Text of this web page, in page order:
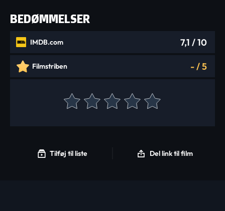
BEDØMMELSER
IMDB.com 7,1 / 10
Filmstriben -/5
Tilføj til liste Del link til film